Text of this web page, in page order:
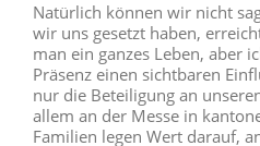
Natürlich können wir nicht
wir uns gesetzt haben,
man ein ganzes Leben, aber
Präsenz einen sichtbaren
nur die Beteiligung an
allem an der Messe in
Familien legen Wert darauf,